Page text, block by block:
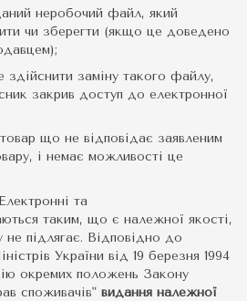
неробочий файл, який
чи зберегти (якщо це доведено
заміну такого файлу,
закрив доступ до електронної
що не відповідає заявленим
і немає можливості це
та
таким, що є належної якості,
не підлягає. Відповідно до
України від 19 березня 1994
окремих положень Закону
споживачів" видання належної